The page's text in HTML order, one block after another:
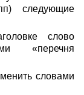
следующие
слово
«перечня
словами